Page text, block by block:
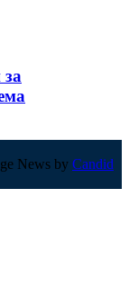
News by Candid